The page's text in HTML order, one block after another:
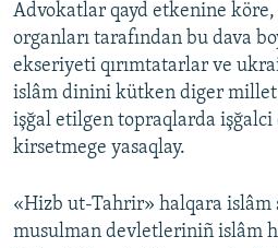
Advokatlar qayd etkenine köre,
organları tarafından bu dava
ekseriyeti qırımtatarlar ve
islâm dinini kütken diger
işğal etilgen topraqlarda işğalci
kirsetmege yasaqlay.
«Hizb ut-Tahrir» halqara islâm
musulman devletleriniñ islâm